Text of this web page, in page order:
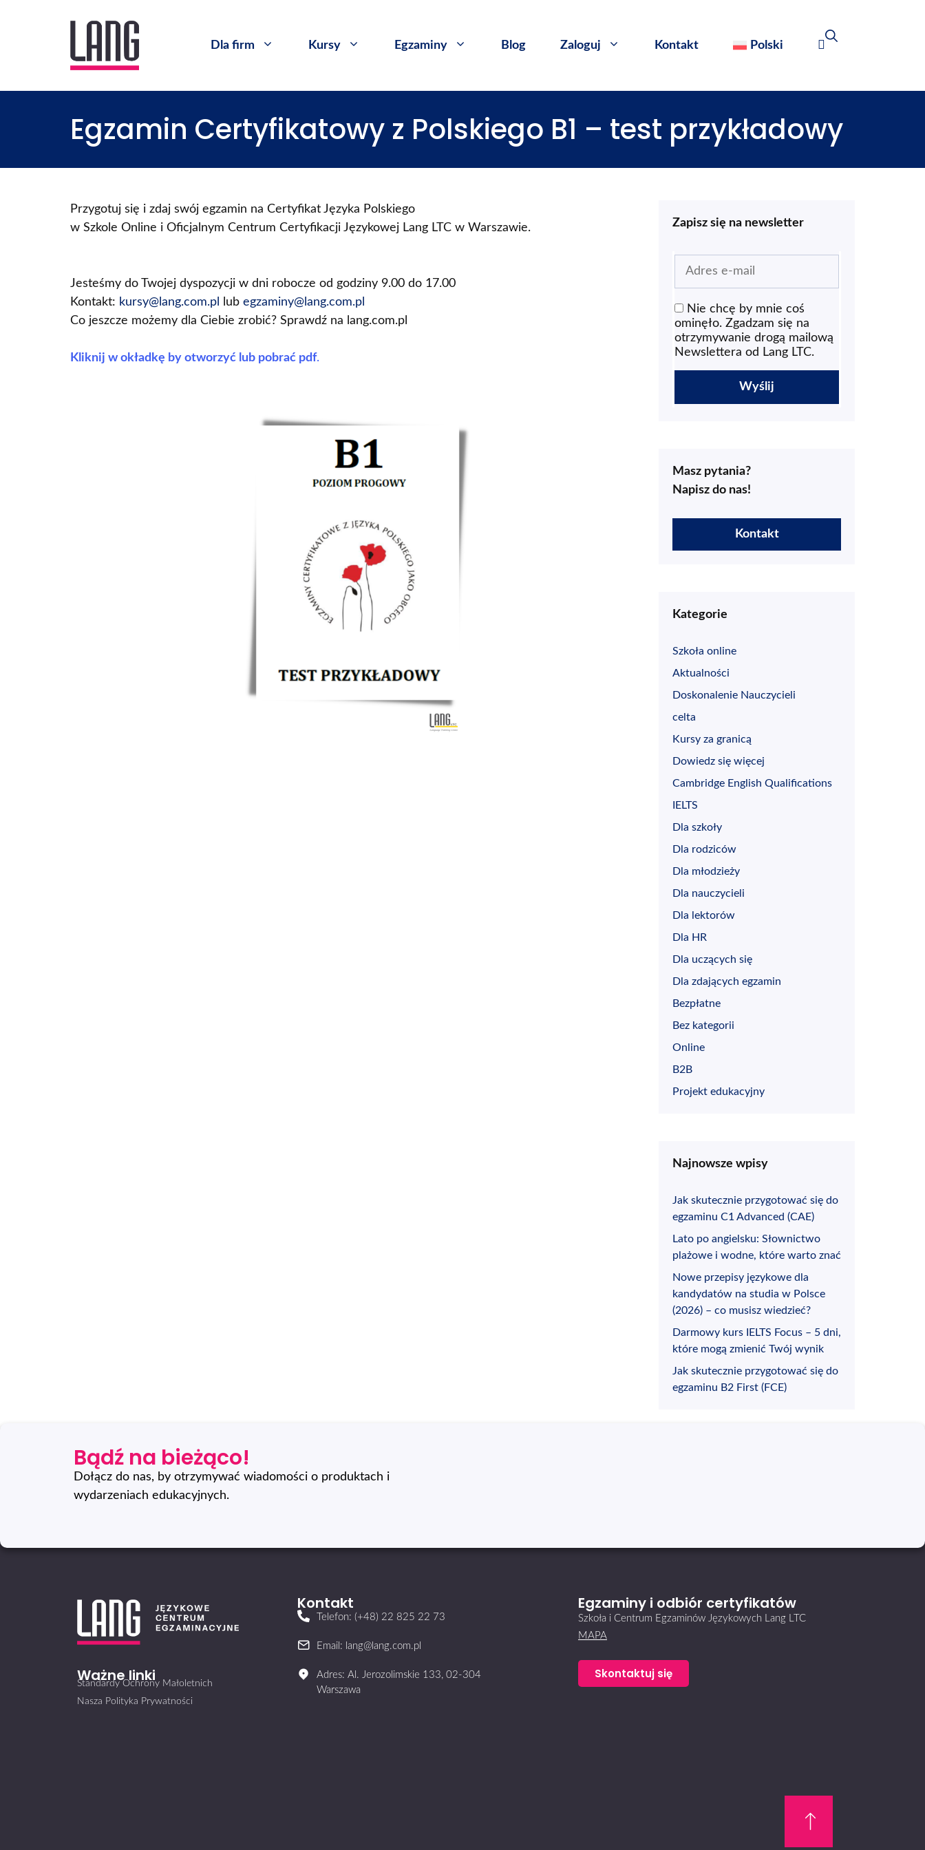
Dla firm Kursy ​Egzaminy Blog Zaloguj Kontakt Polski
Egzamin Certyfikatowy z Polskiego B1 – test przykładowy
Przygotuj się i zdaj swój egzamin na Certyfikat Języka Polskiego
w Szkole Online i Oficjalnym Centrum Certyfikacji Językowej Lang LTC w Warszawie.
Jesteśmy do Twojej dyspozycji w dni robocze od godziny 9.00 do 17.00
Kontakt: kursy@lang.com.pl lub egzaminy@lang.com.pl
Co jeszcze możemy dla Ciebie zrobić? Sprawdź na lang.com.pl
Kliknij w okładkę by otworzyć lub pobrać pdf.
Zapisz się na newsletter
Nie chcę by mnie coś
ominęło. Zgadzam się na
otrzymywanie drogą mailową
Newslettera od Lang LTC.
Masz pytania?
Napisz do nas!
Kontakt
Kategorie
Szkoła online
Aktualności
Doskonalenie Nauczycieli
celta
Kursy za granicą
Dowiedz się więcej
Cambridge English Qualifications
IELTS
Dla szkoły
Dla rodziców
Dla młodzieży
Dla nauczycieli
Dla lektorów
Dla HR
Dla uczących się
Dla zdających egzamin
Bezpłatne
Bez kategorii
Online
B2B
Projekt edukacyjny
Najnowsze wpisy
Jak skutecznie przygotować się do
egzaminu C1 Advanced (CAE)
Lato po angielsku: Słownictwo
plażowe i wodne, które warto znać
Nowe przepisy językowe dla
kandydatów na studia w Polsce
(2026) – co musisz wiedzieć?
Darmowy kurs IELTS Focus – 5 dni,
które mogą zmienić Twój wynik
Jak skutecznie przygotować się do
egzaminu B2 First (FCE)
Bądź na bieżąco!
Dołącz do nas, by otrzymywać wiadomości o produktach i
wydarzeniach edukacyjnych.
Ważne linki
Standardy Ochrony Małoletnich
Nasza Polityka Prywatności
Kontakt
Telefon: (+48) 22 825 22 73
Email: lang@lang.com.pl
Adres: Al. Jerozolimskie 133, 02-304
Warszawa
Egzaminy i odbiór certyfikatów
Szkoła i Centrum Egzaminów Językowych Lang LTC
MAPA
Skontaktuj się